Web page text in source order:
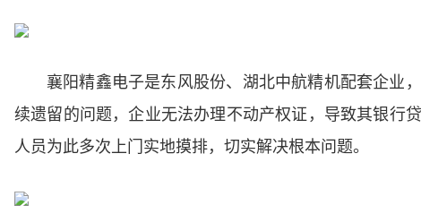
襄阳精鑫电子是东风股份、湖北中航精机配套企业
续遗留的问题，企业无法办理不动产权证，导致其银行
人员为此多次上门实地摸排，切实解决根本问题。